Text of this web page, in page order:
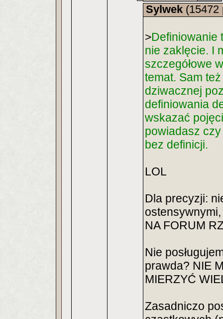
Sylwek (15472
>Definiowanie
nie zaklęcie. I
szczegółowe
temat. Sam
dziwacznej
definiowania
wskazać
powiadasz
bez definicji.
LOL
Dla precyzji:
NA FORUM
Nie
prawda? NIE
MIERZYĆ
Zasadniczo